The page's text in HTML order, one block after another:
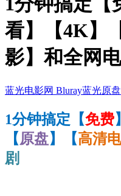
看】【4K】
影】和全网
蓝光电影网 Bluray蓝光原盘
1分钟搞定【免费
【原盘】【高清
剧